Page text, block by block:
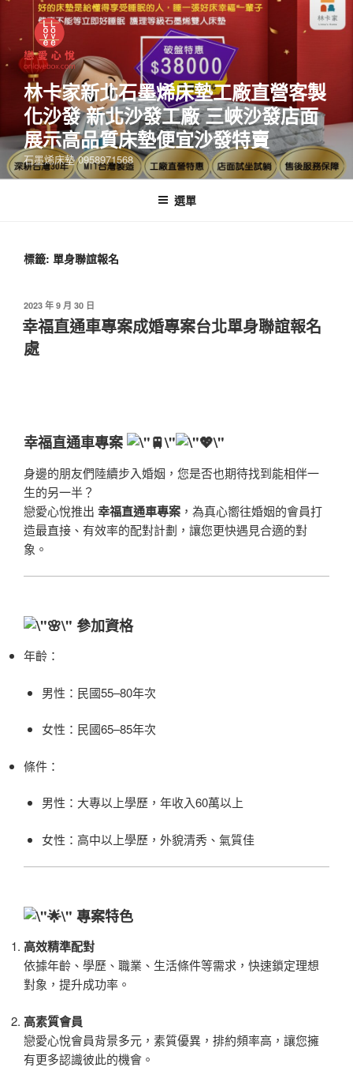
林卡家新北石墨烯床墊工廠直營客製
化沙發 新北沙發工廠 三峽沙發店面
展示高品質床墊便宜沙發特賣
石墨烯床墊 0958971568
選單
標籤: 單身聯誼報名
2023 年 9 月 30 日
幸福直通車專案成婚專案台北單身聯誼報名
處
幸福直通車專案
身邊的朋友們陸續步入婚姻，您是否也期待找到能相伴一
生的另一半？
戀愛心悅推出 幸福直通車專案 ，為真心嚮往婚姻的會員打
造最直接、有效率的配對計劃，讓您更快遇見合適的對
象。
參加資格
年齡：
男性：民國55–80年次
女性：民國65–85年次
條件：
男性：大專以上學歷，年收入60萬以上
女性：高中以上學歷，外貌清秀、氣質佳
專案特色
高效精準配對
依據年齡、學歷、職業、生活條件等需求，快速鎖定理想
對象，提升成功率。
高素質會員
戀愛心悅會員背景多元，素質優異，排約頻率高，讓您擁
有更多認識彼此的機會。